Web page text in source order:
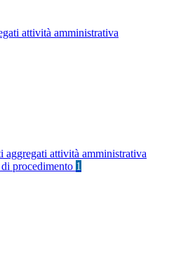
attività amministrativa
aggregati attività amministrativa
procedimento 1